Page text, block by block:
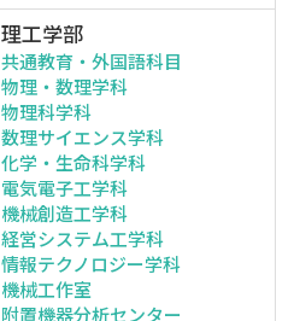
理工学部
共通教育・外国語科目
物理・数理学科
物理科学科
数理サイエンス学科
化学・生命科学科
電気電子工学科
機械創造工学科
経営システム工学科
情報テクノロジー学科
機械工作室
附置機器分析センター